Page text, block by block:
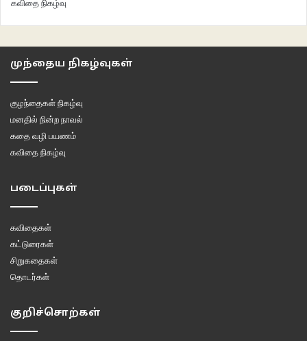
கவிதை நிகழ்வு
முந்தைய நிகழ்வுகள்
குழந்தைகள் நிகழ்வு
மனதில் நின்ற நாவல்
கதை வழி பயணம்
கவிதை நிகழ்வு
படைப்புகள்
கவிதைகள்
கட்டுரைகள்
சிறுகதைகள்
தொடர்கள்
குறிச்சொற்கள்